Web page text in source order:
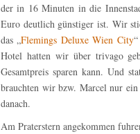
der in 16 Minuten in die
Euro deutlich günstiger ist. Wir
das „Flemings Deluxe Wien City
Hotel hatten wir über trivago
Gesamtpreis sparen kann. Und
brauchten wir bzw. Marcel nur
danach.
Am Praterstern angekommen